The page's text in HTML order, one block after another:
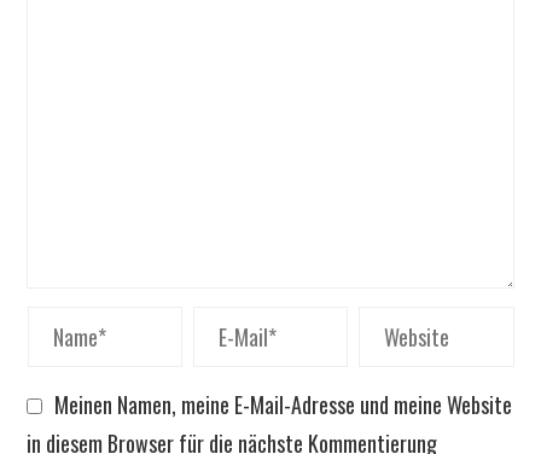
Meinen Namen, meine E-Mail-Adresse und meine Website
in diesem Browser für die nächste Kommentierung